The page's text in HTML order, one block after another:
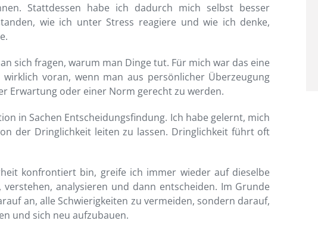
Stattdessen habe ich dadurch mich selbst besser
wie ich unter Stress reagiere und wie ich denke,
sich fragen, warum man Dinge tut. Für mich war das eine
voran, wenn man aus persönlicher Überzeugung
Erwartung oder einer Norm gerecht zu werden.
in Sachen Entscheidungsfindung. Ich habe gelernt, mich
der Dringlichkeit leiten zu lassen. Dringlichkeit führt oft
konfrontiert bin, greife ich immer wieder auf dieselbe
analysieren und dann entscheiden. Im Grunde
an, alle Schwierigkeiten zu vermeiden, sondern darauf,
und sich neu aufzubauen.